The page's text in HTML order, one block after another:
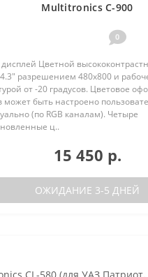
Multitronics C-900
0
Цветной
разрешением 480х800 и
от -20 градусов. Цветовое
может быть настроено
(по RGB каналам). Четыре
ц..
15 450 р.
ОЖИДАНИЕ 3-5 ДНЕЙ